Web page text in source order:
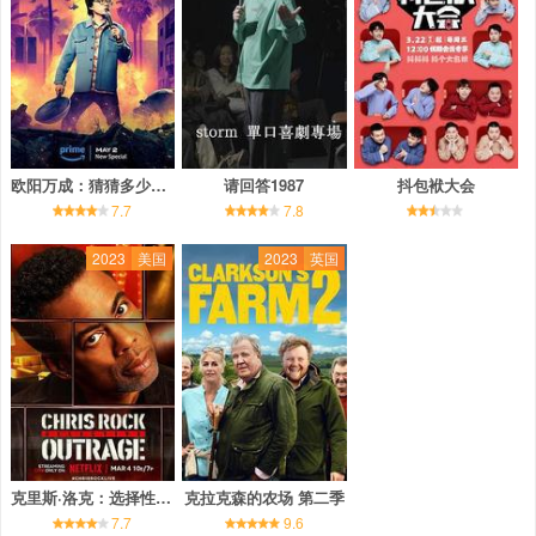
欧阳万成：猜猜多少钱？
7.7
请回答1987
7.8
抖包袱大会
2023 美国
克里斯·洛克：选择性愤怒
7.7
2023 英国
克拉克森的农场 第二季
9.6